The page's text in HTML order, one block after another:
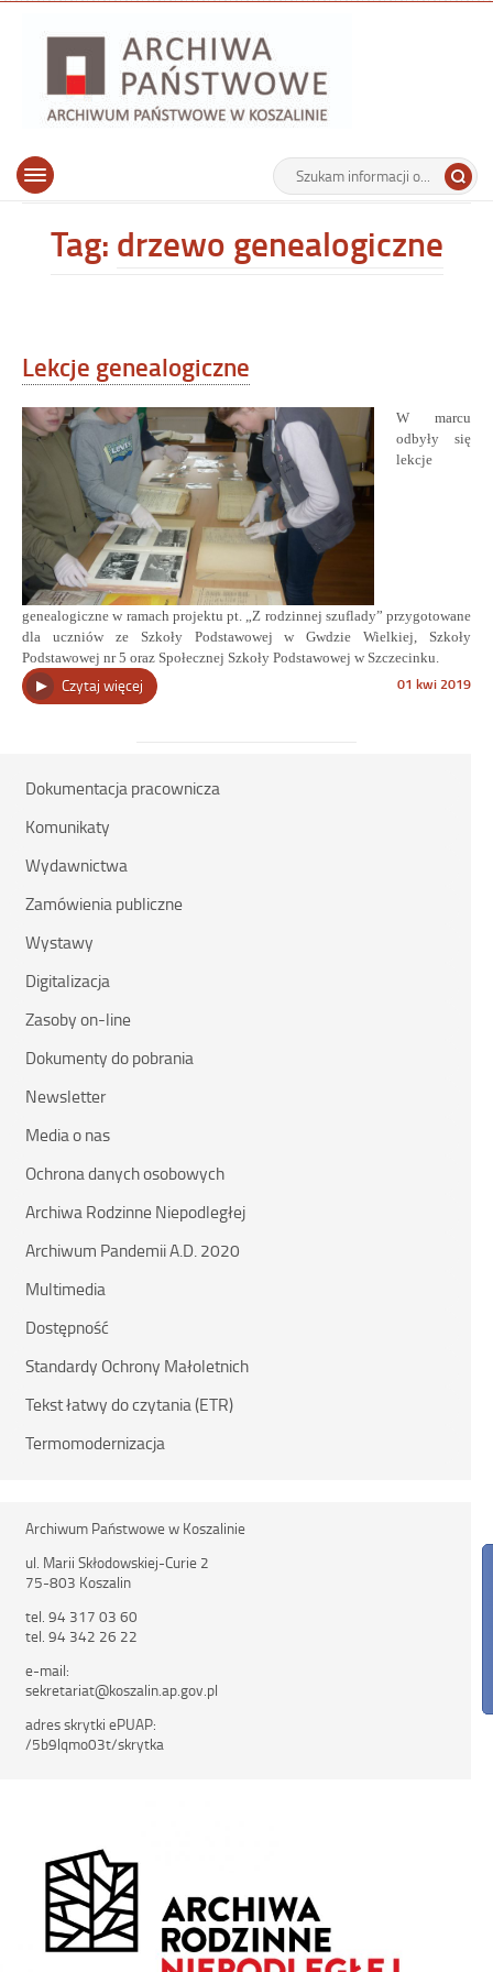
Archiwum Państwowe w Koszalinie
Wyszukiwarka
Tutaj
wpisz
Górne
Otwórz
Tag: drzewo genealogiczne
Lekcje genealogiczne
W marcu
odbyły się
lekcje
genealogiczne w ramach projektu pt. „Z rodzinnej szuflady” przygotowane
dla uczniów ze Szkoły Podstawowej w Gwdzie Wielkiej, Szkoły
Podstawowej nr 5 oraz Społecznej Szkoły Podstawowej w Szczecinku.
Czytaj więcej „Lekcje
genealogiczne”
Opublikowano
01 kwi 2019
Dokumentacja pracownicza
Komunikaty
Wydawnictwa
Zamówienia publiczne
Wystawy
Digitalizacja
Zasoby on-line
Dokumenty do pobrania
Newsletter
Media o nas
Ochrona danych osobowych
Archiwa Rodzinne Niepodległej
Archiwum Pandemii A.D. 2020
Multimedia
Dostępność
Standardy Ochrony Małoletnich
Tekst łatwy do czytania (ETR)
Termomodernizacja
Archiwum Państwowe w Koszalinie
ul. Marii Skłodowskiej-Curie 2
75-803 Koszalin
tel. 94 317 03 60
tel. 94 342 26 22
e-mail:
sekretariat@koszalin.ap.gov.pl
adres skrytki ePUAP:
/5b9lqmo03t/skrytka